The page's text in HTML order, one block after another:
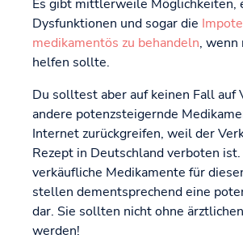
Es gibt mittlerweile Möglichkeiten,
Dysfunktionen und sogar die
medikamentös zu behandeln, wenn
helfen sollte.
Du solltest aber auf keinen Fall auf
andere potenzsteigernde
Internet zurückgreifen, weil der
Rezept in Deutschland verboten ist.
verkäufliche Medikamente für
stellen dementsprechend eine
dar. Sie sollten nicht ohne
werden!